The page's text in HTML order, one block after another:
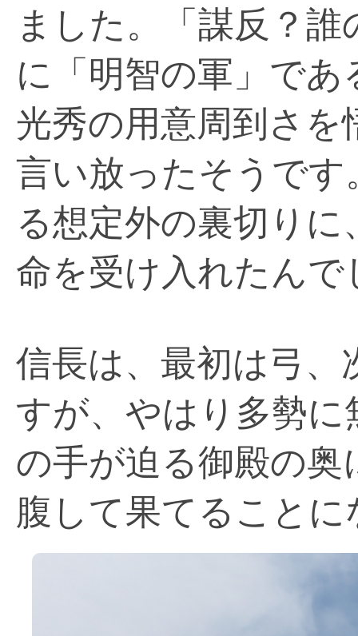
ました。「謀反？
に「明智の軍」で
光秀の用意周到さ
言い放ったそうで
る想定外の裏切り
命を受け入れたんで
信長は、最初は弓
すが、やはり多勢
の手が迫る御殿の
腹して果てること